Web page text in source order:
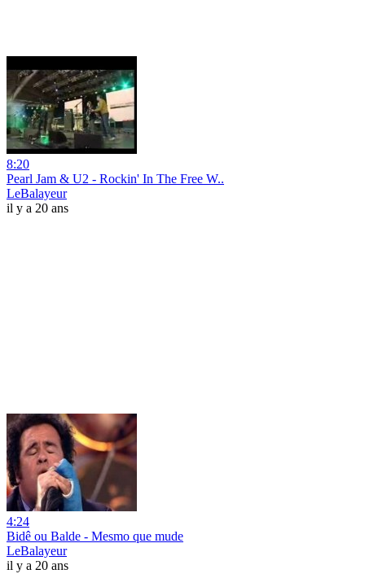
8:20
Pearl Jam & U2 - Rockin' In The Free W..
LeBalayeur
il y a 20 ans
4:24
Bidê ou Balde - Mesmo que mude
LeBalayeur
il y a 20 ans